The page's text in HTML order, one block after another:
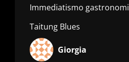
Immediatismo
Taitung Blues
Giorgia